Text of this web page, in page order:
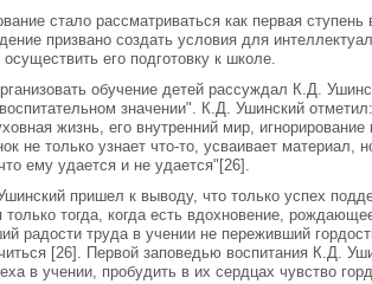
стало рассматриваться как первая
призвано создать условия для
осуществить его подготовку к школе.
обучение детей рассуждал К.Д.
значении". К.Д. Ушинский
жизнь, его внутренний мир,
не только узнает что-то, усваивает материал,
ему удается и не удается"[26].
пришел к выводу, что только успех
тогда, когда есть вдохновение,
радости труда в учении не переживший
[26]. Первой заповедью воспитания К.Д.
в учении, пробудить в их сердцах чувство